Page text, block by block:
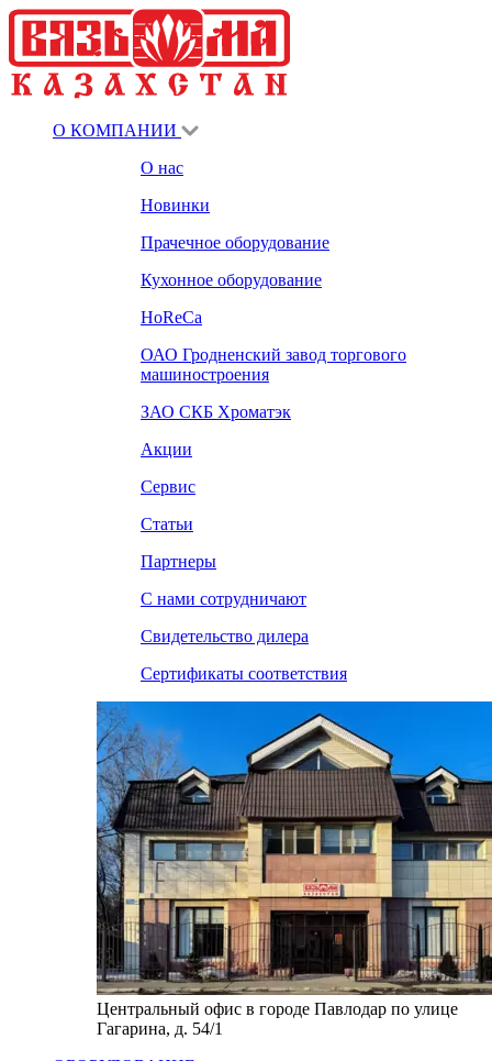
О КОМПАНИИ
О нас
Новинки
Прачечное оборудование
Кухонное оборудование
HoReCa
ОАО Гродненский завод торгового
машиностроения
ЗАО СКБ Хроматэк
Акции
Сервис
Статьи
Партнеры
С нами сотрудничают
Свидетельство дилера
Сертификаты соответствия
Центральный офис в городе Павлодар по улице
Гагарина, д. 54/1